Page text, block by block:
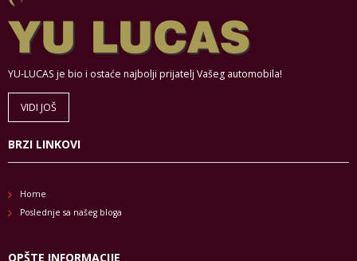
YU-LUCAS je bio i ostaće najbolji prijatelj Vašeg automobila!
VIDI JOŠ
BRZI LINKOVI
Home
Poslednje sa našeg bloga
OPŠTE INFORMACIJE